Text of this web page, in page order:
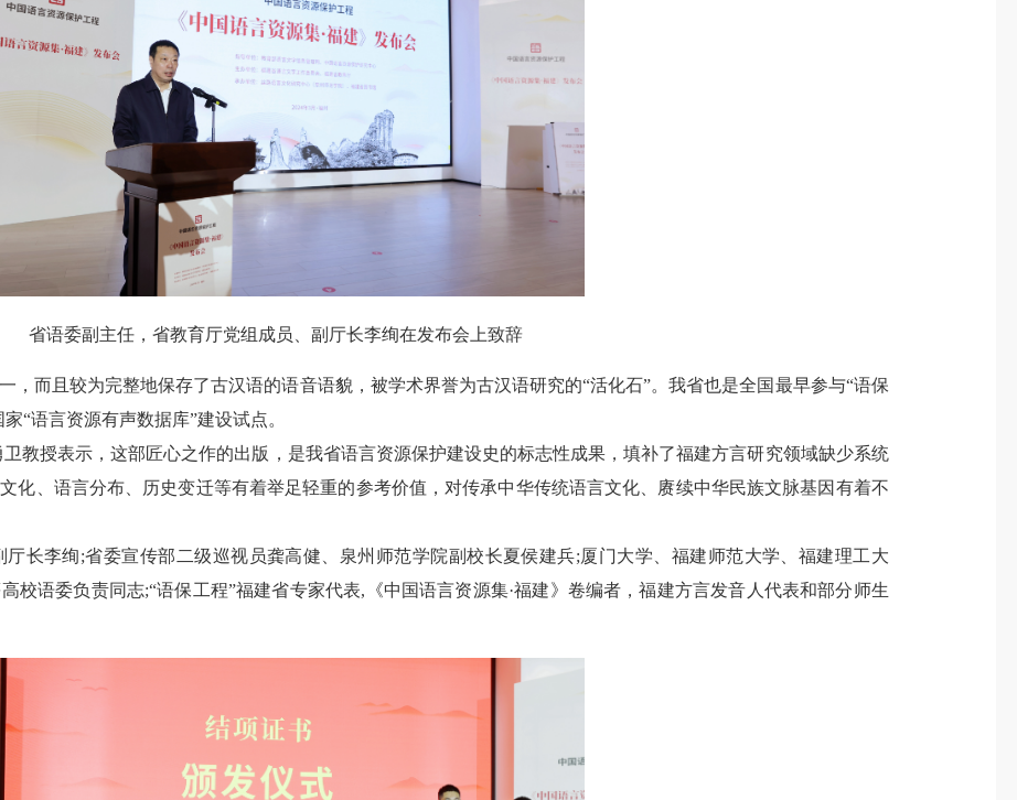
省语委副主任，省教育厅党组成员、副厅长李绚在发布会上致辞
而且较为完整地保存了古汉语的语音语貌，被学术界誉为古汉语研究的“活化石”。我省也是全国最早参与“语保
“语言资源有声数据库”建设试点。
授表示，这部匠心之作的出版，是我省语言资源保护建设史的标志性成果，填补了福建方言研究领域缺少系统
化、语言分布、历史变迁等有着举足轻重的参考价值，对传承中华传统语言文化、赓续中华民族文脉基因有着不
李绚;省委宣传部二级巡视员龚高健、泉州师范学院副校长夏侯建兵;厦门大学、福建师范大学、福建理工大
校语委负责同志;“语保工程”福建省专家代表,《中国语言资源集·福建》卷编者，福建方言发音人代表和部分师生